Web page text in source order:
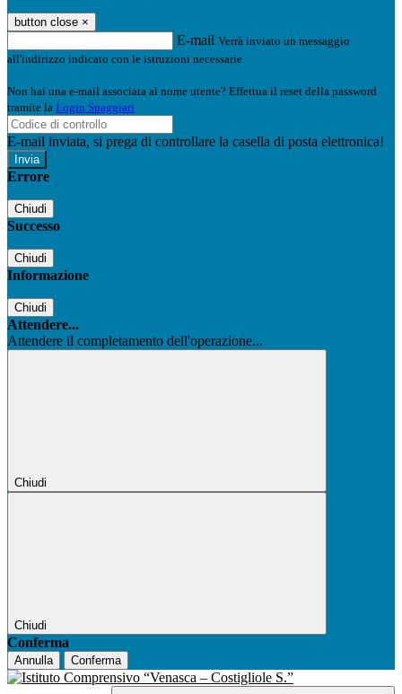
button close ×
E-mail Verrà inviato un messaggio
all'indirizzo indicato con le istruzioni necessarie.
Non hai una e-mail associata al nome utente? Effettua il reset della password
tramite la Login Spaggiari
E-mail inviata, si prega di controllare la casella di posta elettronica!
Errore
Chiudi
Successo
Chiudi
Informazione
Chiudi
Attendere...
Attendere il completamento dell'operazione...
Chiudi
Chiudi
Conferma
Annulla Conferma